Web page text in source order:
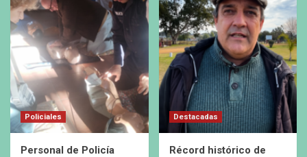
Policiales
Personal de Policía
Destacadas
Récord histórico de